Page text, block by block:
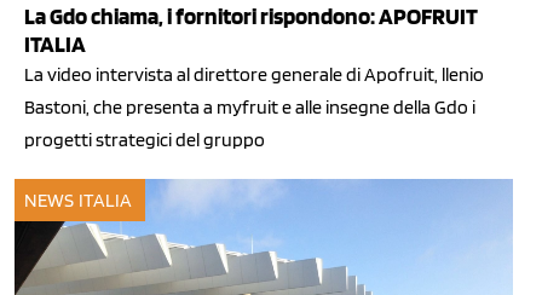
La Gdo chiama, i fornitori rispondono: APOFRUIT
ITALIA
La video intervista al direttore generale di Apofruit, llenio
Bastoni, che presenta a myfruit e alle insegne della Gdo i
progetti strategici del gruppo
NEWS ITALIA